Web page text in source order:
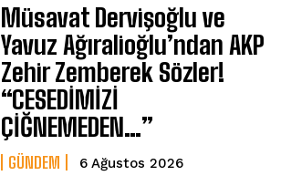
Müsavat Dervişoğlu ve
Yavuz Ağıralioğlu’ndan AKP
Zehir Zemberek Sözler!
“CESEDİMİZİ
ÇİĞNEMEDEN…”
GÜNDEM 6 Ağustos 2026